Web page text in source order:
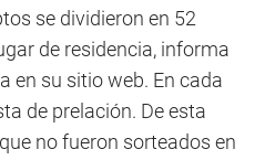
se dividieron en 52
de residencia, informa
en su sitio web. En cada
de prelación. De esta
no fueron sorteados en